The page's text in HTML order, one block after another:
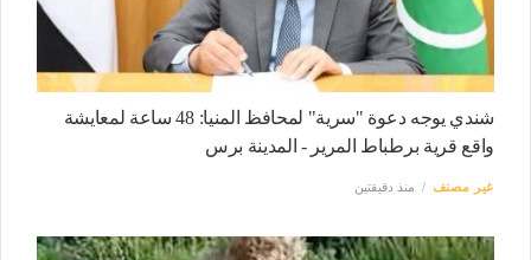
شندي يوجه دعوة "سرية" لمحافظ المنيا: 48 ساعة لمعايشة
واقع قرية برطباط المرير - المدينة برس
غير مصنف منذ دقيقتين